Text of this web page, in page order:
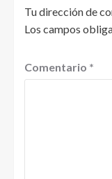
Tu dirección de
Los campos
Comentario *